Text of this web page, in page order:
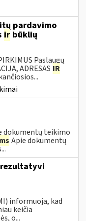
pardavimo
ir būklių
Paslaugų
ADRESAS IR
dokumentų teikimo
Apie dokumentų
rezultatyvi
informuoja, kad
keičia
o...